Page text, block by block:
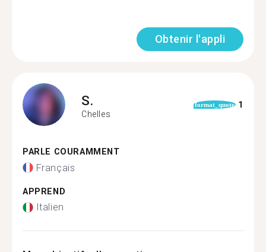
Obtenir l'appli
S.
Chelles
format_quote 1
PARLE COURAMMENT
Français
APPREND
Italien